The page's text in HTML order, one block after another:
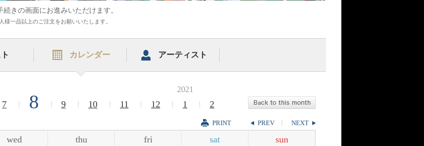
きの画面にお進みいただけます。
一品以上のご注文をお願いいたします。
カレンダー アーティスト
7 8 9 10 11 12
2021
1 2
PRINT PREV NEXT
wed thu fri sat sun